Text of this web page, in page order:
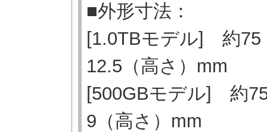
■外形寸法：
[1.0TBモデル] 約75
12.5（高さ）mm
[500GBモデル] 約
9（高さ）mm